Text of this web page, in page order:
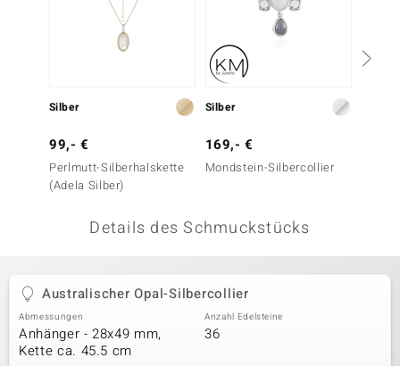
BY DE MELO
Silber
99,- €
Perlmutt-Silberhalskette
(Adela Silber)
Silber
169,- €
Mondstein-Silbercollier
Details des Schmuckstücks
Australischer Opal-Silbercollier
Abmessungen
Anhänger - 28x49 mm,
Kette ca. 45.5 cm
Anzahl Edelsteine
36